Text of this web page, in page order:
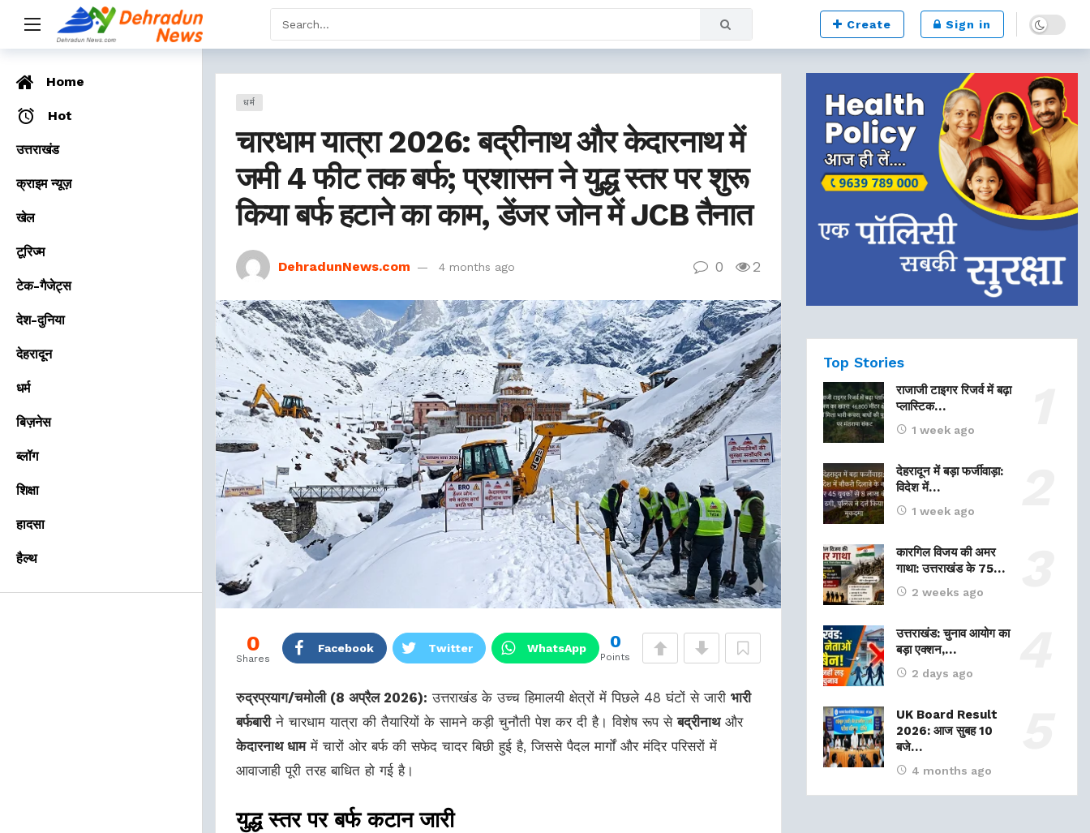
Create Sign in Dark mode
धर्म
चारधाम यात्रा 2026: बद्रीनाथ और केदारनाथ में
जमी 4 फीट तक बर्फ; प्रशासन ने युद्ध स्तर पर शुरू
किया बर्फ हटाने का काम, डेंजर जोन में JCB तैनात
DehradunNews.com 4 months ago 0 2
0
Shares
Facebook Twitter WhatsApp 0
Points
रुद्रप्रयाग/चमोली (8 अप्रैल 2026): उत्तराखंड के उच्च हिमालयी क्षेत्रों में पिछले 48 घंटों से जारी भारी
बर्फबारीने चारधाम यात्रा की तैयारियों के सामने कड़ी चुनौती पेश कर दी है। विशेष रूप सेबद्रीनाथऔर
केदारनाथ धाममें चारों ओर बर्फ की सफेद चादर बिछी हुई है, जिससे पैदल मार्गों और मंदिर परिसरों में
आवाजाही पूरी तरह बाधित हो गई है।
युद्ध स्तर पर बर्फ कटान जारी
Top Stories
राजाजी टाइगर रिजर्व में बढ़ा
प्लास्टिक…
1 week ago
देहरादून में बड़ा फर्जीवाड़ा:
विदेश में…
1 week ago
कारगिल विजय की अमर
गाथा: उत्तराखंड के 75…
2 weeks ago
उत्तराखंड: चुनाव आयोग का
बड़ा एक्शन,…
2 days ago
UK Board Result
2026: आज सुबह 10
बजे…
4 months ago
Home
Hot
उत्तराखंड
क्राइम न्यूज़
खेल
टूरिज्म
टेक-गैजेट्स
देश-दुनिया
देहरादून
धर्म
बिज़नेस
ब्लॉग
शिक्षा
हादसा
हैल्थ